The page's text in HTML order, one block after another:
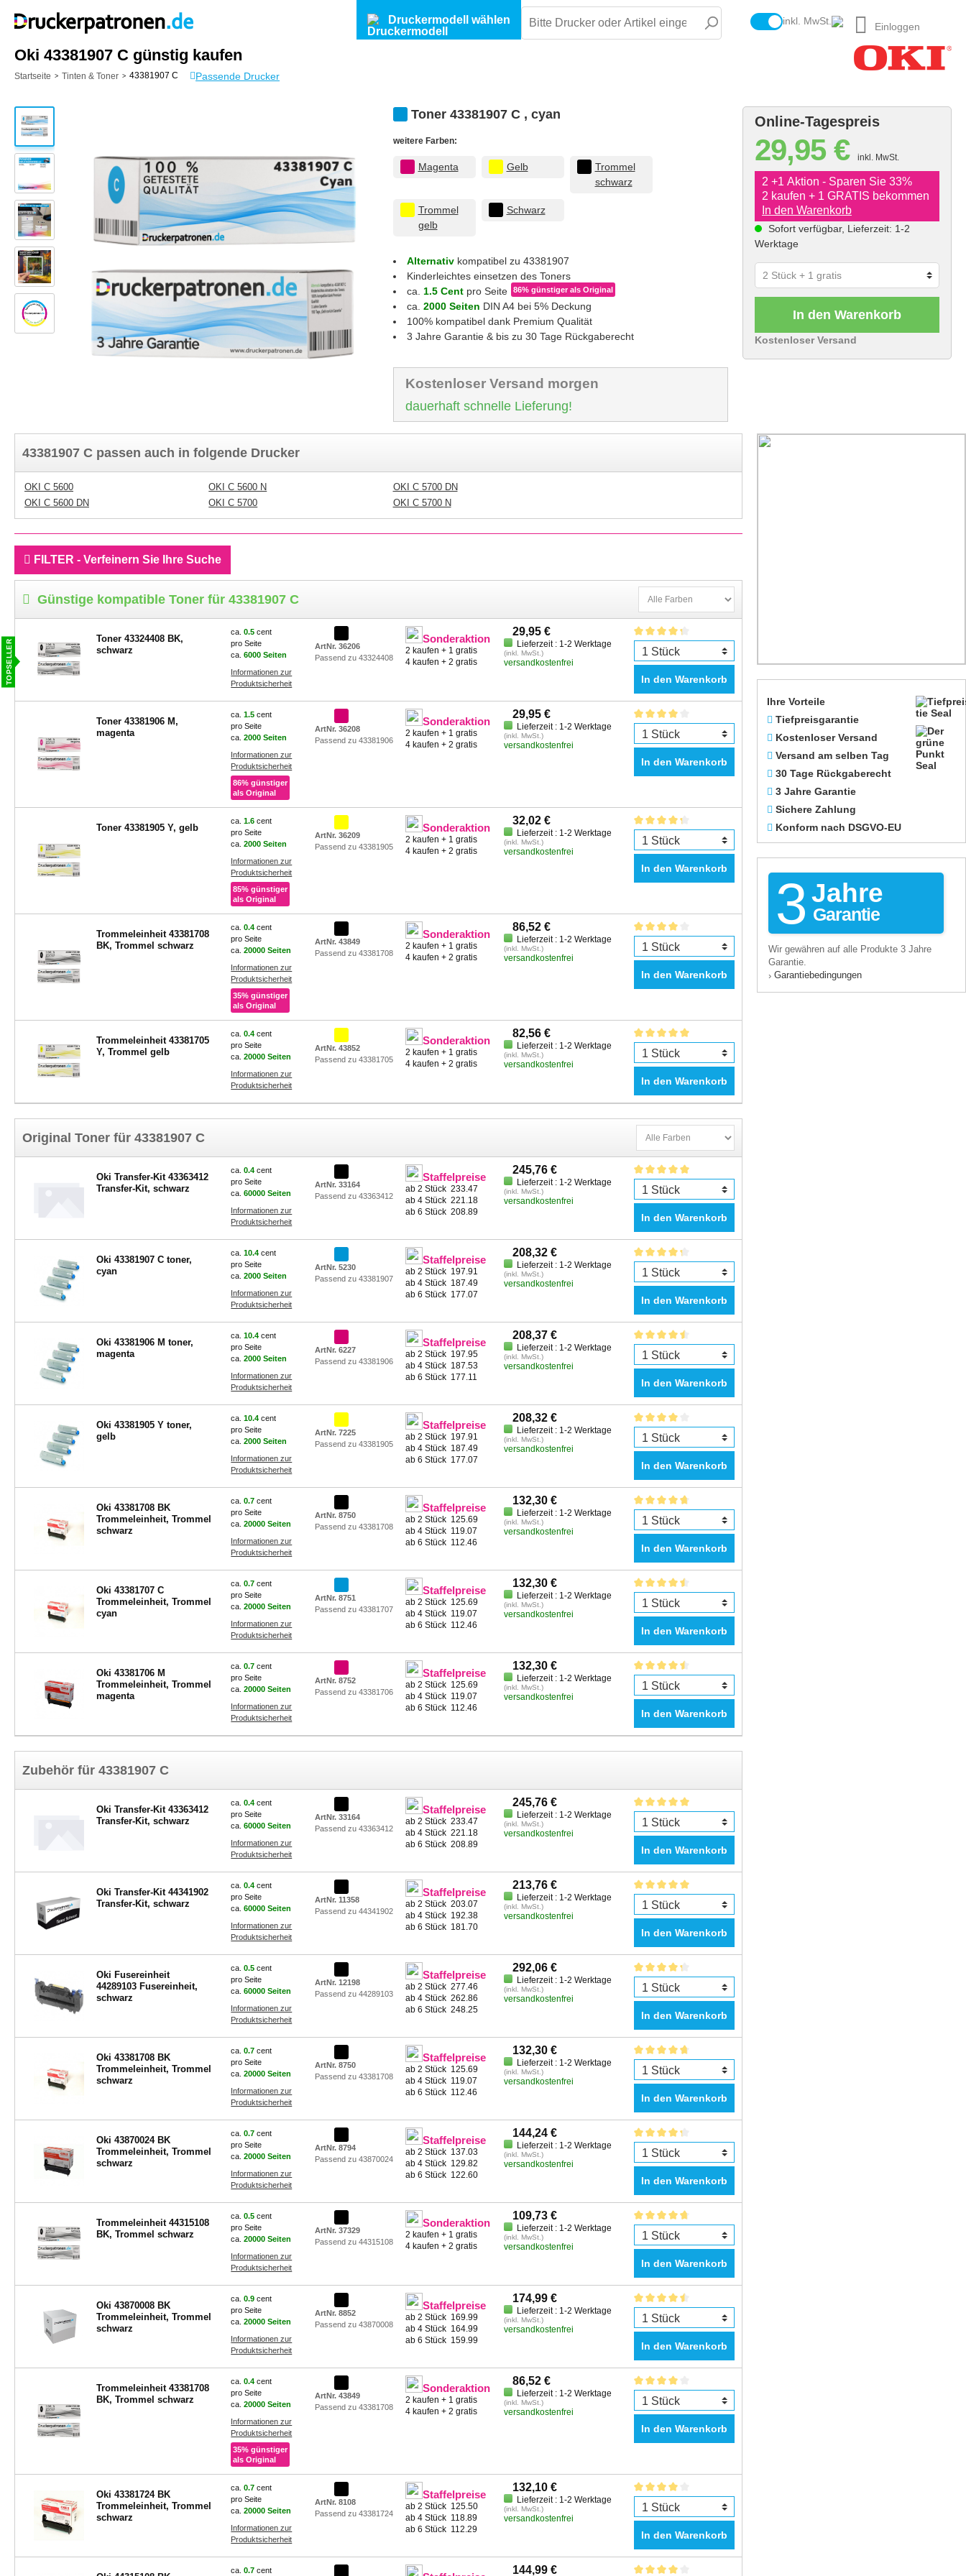
Druckermodell wählen inkl. MwSt. Einloggen
Oki 43381907 C günstig kaufen
Startseite > Tinten & Toner > 43381907 C Passende Drucker
Toner 43381907 C , cyan
weitere Farben:
Magenta Gelb
Trommel
schwarz
Trommel
gelb
Schwarz
Alternativ kompatibel zu 43381907
Kinderleichtes einsetzen des Toners
ca. 1.5 Cent pro Seite 86% günstiger als Original
ca. 2000 Seiten DIN A4 bei 5% Deckung
100% kompatibel dank Premium Qualität
3 Jahre Garantie & bis zu 30 Tage Rückgaberecht
Kostenloser Versand morgen
dauerhaft schnelle Lieferung!
Online-Tagespreis
29,95 € inkl. MwSt.
2 +1 Aktion - Sparen Sie 33%
2 kaufen + 1 GRATIS bekommen
In den Warenkorb
Sofort verfügbar, Lieferzeit: 1-2
Werktage
In den Warenkorb
Kostenloser Versand
43381907 C passen auch in folgende Drucker
OKI C 5600
OKI C 5600 DN
OKI C 5600 N
OKI C 5700
OKI C 5700 DN
OKI C 5700 N
FILTER - Verfeinern Sie Ihre Suche
Günstige kompatible Toner für 43381907 C
Toner 43324408 BK,
schwarz
ca.0.5cent
pro Seite
ca.6000 Seiten
Informationen zur
Produktsicherheit
ArtNr. 36206
Passend zu 43324408
Sonderaktion
2 kaufen + 1 gratis
4 kaufen + 2 gratis
29,95 €
Lieferzeit : 1-2 Werktage
(inkl. MwSt.)
versandkostenfrei
In den Warenkorb
Toner 43381906 M,
magenta
ca.1.5cent
pro Seite
ca.2000 Seiten
Informationen zur
Produktsicherheit
86% günstiger
als Original
ArtNr. 36208
Passend zu 43381906
Sonderaktion
2 kaufen + 1 gratis
4 kaufen + 2 gratis
29,95 €
Lieferzeit : 1-2 Werktage
(inkl. MwSt.)
versandkostenfrei
In den Warenkorb
Toner 43381905 Y, gelb
ca.1.6cent
pro Seite
ca.2000 Seiten
Informationen zur
Produktsicherheit
85% günstiger
als Original
ArtNr. 36209
Passend zu 43381905
Sonderaktion
2 kaufen + 1 gratis
4 kaufen + 2 gratis
32,02 €
Lieferzeit : 1-2 Werktage
(inkl. MwSt.)
versandkostenfrei
In den Warenkorb
Trommeleinheit 43381708
BK, Trommel schwarz
ca.0.4cent
pro Seite
ca.20000 Seiten
Informationen zur
Produktsicherheit
35% günstiger
als Original
ArtNr. 43849
Passend zu 43381708
Sonderaktion
2 kaufen + 1 gratis
4 kaufen + 2 gratis
86,52 €
Lieferzeit : 1-2 Werktage
(inkl. MwSt.)
versandkostenfrei
In den Warenkorb
Trommeleinheit 43381705
Y, Trommel gelb
ca.0.4cent
pro Seite
ca.20000 Seiten
Informationen zur
Produktsicherheit
ArtNr. 43852
Passend zu 43381705
Sonderaktion
2 kaufen + 1 gratis
4 kaufen + 2 gratis
82,56 €
Lieferzeit : 1-2 Werktage
(inkl. MwSt.)
versandkostenfrei
In den Warenkorb
Original Toner für 43381907 C
Oki Transfer-Kit 43363412
Transfer-Kit, schwarz
ca.0.4cent
pro Seite
ca.60000 Seiten
Informationen zur
Produktsicherheit
ArtNr. 33164
Passend zu 43363412
Staffelpreise
ab 2 Stück233.47
ab 4 Stück221.18
ab 6 Stück208.89
245,76 €
Lieferzeit : 1-2 Werktage
(inkl. MwSt.)
versandkostenfrei
In den Warenkorb
Oki 43381907 C toner,
cyan
ca.10.4cent
pro Seite
ca.2000 Seiten
Informationen zur
Produktsicherheit
ArtNr. 5230
Passend zu 43381907
Staffelpreise
ab 2 Stück 197.91
ab 4 Stück 187.49
ab 6 Stück 177.07
208,32 €
Lieferzeit : 1-2 Werktage
(inkl. MwSt.)
versandkostenfrei
In den Warenkorb
Oki 43381906 M toner,
magenta
ca.10.4cent
pro Seite
ca.2000 Seiten
Informationen zur
Produktsicherheit
ArtNr. 6227
Passend zu 43381906
Staffelpreise
ab 2 Stück 197.95
ab 4 Stück 187.53
ab 6 Stück 177.11
208,37 €
Lieferzeit : 1-2 Werktage
(inkl. MwSt.)
versandkostenfrei
In den Warenkorb
Oki 43381905 Y toner,
gelb
ca.10.4cent
pro Seite
ca.2000 Seiten
Informationen zur
Produktsicherheit
ArtNr. 7225
Passend zu 43381905
Staffelpreise
ab 2 Stück 197.91
ab 4 Stück 187.49
ab 6 Stück 177.07
208,32 €
Lieferzeit : 1-2 Werktage
(inkl. MwSt.)
versandkostenfrei
In den Warenkorb
Oki 43381708 BK
Trommeleinheit, Trommel
schwarz
ca.0.7cent
pro Seite
ca.20000 Seiten
Informationen zur
Produktsicherheit
ArtNr. 8750
Passend zu 43381708
Staffelpreise
ab 2 Stück 125.69
ab 4 Stück 119.07
ab 6 Stück 112.46
132,30 €
Lieferzeit : 1-2 Werktage
(inkl. MwSt.)
versandkostenfrei
In den Warenkorb
Oki 43381707 C
Trommeleinheit, Trommel
cyan
ca.0.7cent
pro Seite
ca.20000 Seiten
Informationen zur
Produktsicherheit
ArtNr. 8751
Passend zu 43381707
Staffelpreise
ab 2 Stück 125.69
ab 4 Stück 119.07
ab 6 Stück 112.46
132,30 €
Lieferzeit : 1-2 Werktage
(inkl. MwSt.)
versandkostenfrei
In den Warenkorb
Oki 43381706 M
Trommeleinheit, Trommel
magenta
ca.0.7cent
pro Seite
ca.20000 Seiten
Informationen zur
Produktsicherheit
ArtNr. 8752
Passend zu 43381706
Staffelpreise
ab 2 Stück 125.69
ab 4 Stück 119.07
ab 6 Stück 112.46
132,30 €
Lieferzeit : 1-2 Werktage
(inkl. MwSt.)
versandkostenfrei
In den Warenkorb
Zubehör für 43381907 C
Oki Transfer-Kit 43363412
Transfer-Kit, schwarz
ca.0.4cent
pro Seite
ca.60000 Seiten
Informationen zur
Produktsicherheit
ArtNr. 33164
Passend zu 43363412
Staffelpreise
ab 2 Stück233.47
ab 4 Stück221.18
ab 6 Stück208.89
245,76 €
Lieferzeit : 1-2 Werktage
(inkl. MwSt.)
versandkostenfrei
In den Warenkorb
Oki Transfer-Kit 44341902
Transfer-Kit, schwarz
ca.0.4cent
pro Seite
ca.60000 Seiten
Informationen zur
Produktsicherheit
ArtNr. 11358
Passend zu 44341902
Staffelpreise
ab 2 Stück203.07
ab 4 Stück 192.38
ab 6 Stück 181.70
213,76 €
Lieferzeit : 1-2 Werktage
(inkl. MwSt.)
versandkostenfrei
In den Warenkorb
Oki Fusereinheit
44289103 Fusereinheit,
schwarz
ca.0.5cent
pro Seite
ca.60000 Seiten
Informationen zur
Produktsicherheit
ArtNr. 12198
Passend zu 44289103
Staffelpreise
ab 2 Stück277.46
ab 4 Stück262.86
ab 6 Stück248.25
292,06 €
Lieferzeit : 1-2 Werktage
(inkl. MwSt.)
versandkostenfrei
In den Warenkorb
Oki 43381708 BK
Trommeleinheit, Trommel
schwarz
ca.0.7cent
pro Seite
ca.20000 Seiten
Informationen zur
Produktsicherheit
ArtNr. 8750
Passend zu 43381708
Staffelpreise
ab 2 Stück 125.69
ab 4 Stück 119.07
ab 6 Stück 112.46
132,30 €
Lieferzeit : 1-2 Werktage
(inkl. MwSt.)
versandkostenfrei
In den Warenkorb
Oki 43870024 BK
Trommeleinheit, Trommel
schwarz
ca.0.7cent
pro Seite
ca.20000 Seiten
Informationen zur
Produktsicherheit
ArtNr. 8794
Passend zu 43870024
Staffelpreise
ab 2 Stück 137.03
ab 4 Stück 129.82
ab 6 Stück 122.60
144,24 €
Lieferzeit : 1-2 Werktage
(inkl. MwSt.)
versandkostenfrei
In den Warenkorb
Trommeleinheit 44315108
BK, Trommel schwarz
ca.0.5cent
pro Seite
ca.20000 Seiten
Informationen zur
Produktsicherheit
ArtNr. 37329
Passend zu 44315108
Sonderaktion
2 kaufen + 1 gratis
4 kaufen + 2 gratis
109,73 €
Lieferzeit : 1-2 Werktage
(inkl. MwSt.)
versandkostenfrei
In den Warenkorb
Oki 43870008 BK
Trommeleinheit, Trommel
schwarz
ca.0.9cent
pro Seite
ca.20000 Seiten
Informationen zur
Produktsicherheit
ArtNr. 8852
Passend zu 43870008
Staffelpreise
ab 2 Stück 169.99
ab 4 Stück 164.99
ab 6 Stück 159.99
174,99 €
Lieferzeit : 1-2 Werktage
(inkl. MwSt.)
versandkostenfrei
In den Warenkorb
Trommeleinheit 43381708
BK, Trommel schwarz
ca.0.4cent
pro Seite
ca.20000 Seiten
Informationen zur
Produktsicherheit
35% günstiger
als Original
ArtNr. 43849
Passend zu 43381708
Sonderaktion
2 kaufen + 1 gratis
4 kaufen + 2 gratis
86,52 €
Lieferzeit : 1-2 Werktage
(inkl. MwSt.)
versandkostenfrei
In den Warenkorb
Oki 43381724 BK
Trommeleinheit, Trommel
schwarz
ca.0.7cent
pro Seite
ca.20000 Seiten
Informationen zur
Produktsicherheit
ArtNr. 8108
Passend zu 43381724
Staffelpreise
ab 2 Stück 125.50
ab 4 Stück 118.89
ab 6 Stück 112.29
132,10 €
Lieferzeit : 1-2 Werktage
(inkl. MwSt.)
versandkostenfrei
In den Warenkorb
ca.0.7cent 144,99 €
Ihre Vorteile
Tiefpreisgarantie
Kostenloser Versand
Versand am selben Tag
30 Tage Rückgaberecht
3 Jahre Garantie
Sichere Zahlung
Konform nach DSGVO-EU
3 Jahre
Garantie
Wir gewähren auf alle Produkte 3 Jahre
Garantie.
› Garantiebedingungen